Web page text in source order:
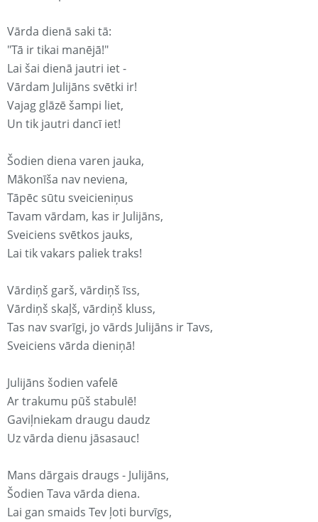
Vārda dienā saki tā:
"Tā ir tikai manējā!"
Lai šai dienā jautri iet -
Vārdam Julijāns svētki ir!
Vajag glāzē šampi liet,
Un tik jautri dancī iet!
Šodien diena varen jauka,
Mākonīša nav neviena,
Tāpēc sūtu sveicieniņus
Tavam vārdam, kas ir Julijāns,
Sveiciens svētkos jauks,
Lai tik vakars paliek traks!
Vārdiņš garš, vārdiņš īss,
Vārdiņš skaļš, vārdiņš kluss,
Tas nav svarīgi, jo vārds Julijāns ir Tavs,
Sveiciens vārda dieniņā!
Julijāns šodien vafelē
Ar trakumu pūš stabulē!
Gaviļniekam draugu daudz
Uz vārda dienu jāsasauc!
Mans dārgais draugs - Julijāns,
Šodien Tava vārda diena.
Lai gan smaids Tev ļoti burvīgs,